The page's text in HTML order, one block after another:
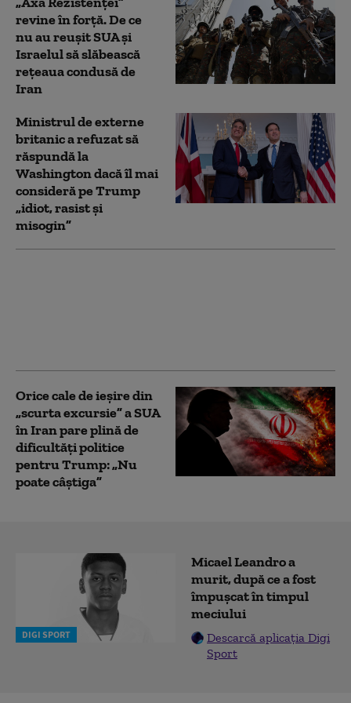
revine în forță. De ce
nu au reușit SUA și
Israelul să slăbească
rețeaua condusă de
Iran
Ministrul de externe
britanic a refuzat să
răspundă la
Washington dacă îl mai
consideră pe Trump
„idiot, rasist şi
misogin”
Orice cale de ieșire din
„scurta excursie” a SUA
în Iran pare plină de
dificultăți politice
pentru Trump: „Nu
poate câștiga”
DIGI SPORT
Micael Leandro a
murit, după ce a fost
împușcat în timpul
meciului
Descarcă aplicația Digi
Sport